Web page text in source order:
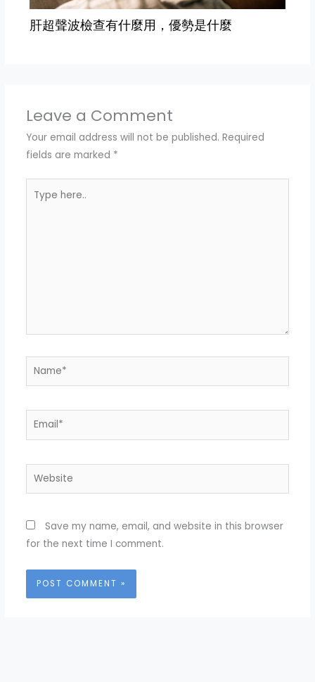
肝超聲波檢查有什麼用，優勢是什麼
Leave a Comment
Your email address will not be published. Required
fields are marked *
here..
Name*
Email*
Website
Save my name, email, and website in this browser
for the next time I comment.